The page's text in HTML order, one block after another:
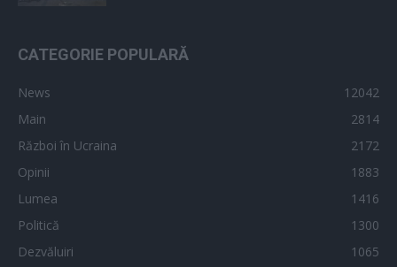
CATEGORIE POPULARĂ
News
12042
Main
2814
Război în Ucraina
2172
Opinii
1883
Lumea
1416
Politică
1300
Dezvăluiri
1065